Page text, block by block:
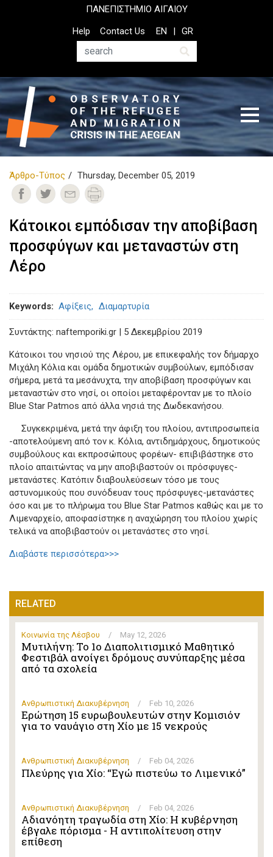
ΠΑΝΕΠΙΣΤΗΜΙΟ ΑΙΓΑΙΟΥ
Top
Header
Help
Contact Us
Search
EN GR
Άρθρο-Τύπος Thursday, December 05, 2019
Κάτοικοι εμπόδισαν την αποβίβαση
προσφύγων και μεταναστών στη
Λέρο
Keywords Αφίξεις Διαμαρτυρία
Συντάκτης: naftemporiki.gr | 5 Δεκεμβρίου 2019
Κάτοικοι του νησιού της Λέρου, με επικεφαλής τον δήμαρχο
Μιχάλη Κόλια και ομάδα δημοτικών συμβούλων, εμπόδισαν
σήμερα, μετά τα μεσάνυχτα, την αποβίβαση προσφύγων και
μεταναστών στο νησί, οι οποίοι μεταφέρονταν με το πλοίο
Blue Star Patmos από άλλα νησιά της Δωδεκανήσου.
Συγκεκριμένα, μετά την άφιξη του πλοίου, αντιπροσωπεία
-αποτελούμενη από τον κ. Κόλια, αντιδημάρχους, δημοτικούς
συμβούλους και εκπροσώπους φορέων- επιβιβάστηκε στο
πλοίο απαιτώντας να μην αποβιβαστούν οι πρόσφυγες-
μετανάστες. Κατόπιν διαβουλεύσεων τόσο με τους
αστυνομικούς που συνόδευαν τους πρόσφυγες-μετανάστες
όσο και με το πλήρωμα του Blue Star Patmos καθώς και με το
Λιμεναρχείο, αποφασίστηκε η αναχώρηση του πλοίου χωρίς
τελικά να αποβιβαστούν οι μετανάστες στο νησί.
Διαβάστε περισσότερα>>>
RELATED
Κοινωνία της Λέσβου / May 12, 2026
Μυτιλήνη: Το 1ο Διαπολιτισμικό Μαθητικό
Φεστιβάλ ανοίγει δρόμους συνύπαρξης μέσα
από τα σχολεία
Ανθρωπιστική Διακυβέρνηση / Feb 10, 2026
Ερώτηση 15 ευρωβουλευτών στην Κομισιόν
για το ναυάγιο στη Χίο με 15 νεκρούς
Ανθρωπιστική Διακυβέρνηση / Feb 04, 2026
Πλεύρης για Χίο: “Εγώ πιστεύω το Λιμενικό”
Ανθρωπιστική Διακυβέρνηση / Feb 04, 2026
Αδιανόητη τραγωδία στη Χίο: Η κυβέρνηση
έβγαλε πόρισμα - Η αντιπολίτευση στην
επίθεση